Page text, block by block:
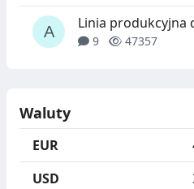
Linia produkcyjna
9 47357
Waluty
EUR
USD